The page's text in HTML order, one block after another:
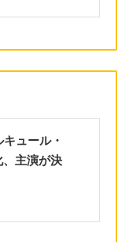
ュール・
主演が決